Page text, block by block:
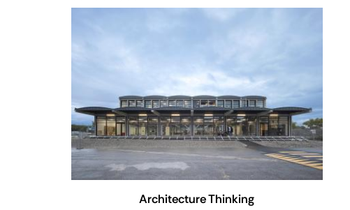
Architecture Thinking